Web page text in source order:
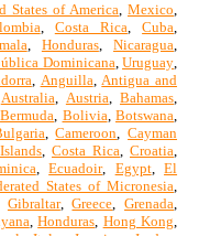
States of America, Mexico,
, Costa Rica,Cuba,
, Honduras,Nicaragua,
Dominicana,Uruguay,
, Anguilla,Antigua and
Australia, Austria,Bahamas,
Bermuda, Bolivia, Botswana,
,Cameroon,Cayman
, Costa Rica, Croatia,
,Ecuadoir, Egypt,El
States of Micronesia,
Gibraltar,Greece,Grenada,
,Honduras, Hong Kong,